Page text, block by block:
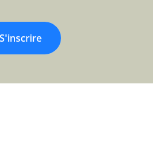
S'inscrire